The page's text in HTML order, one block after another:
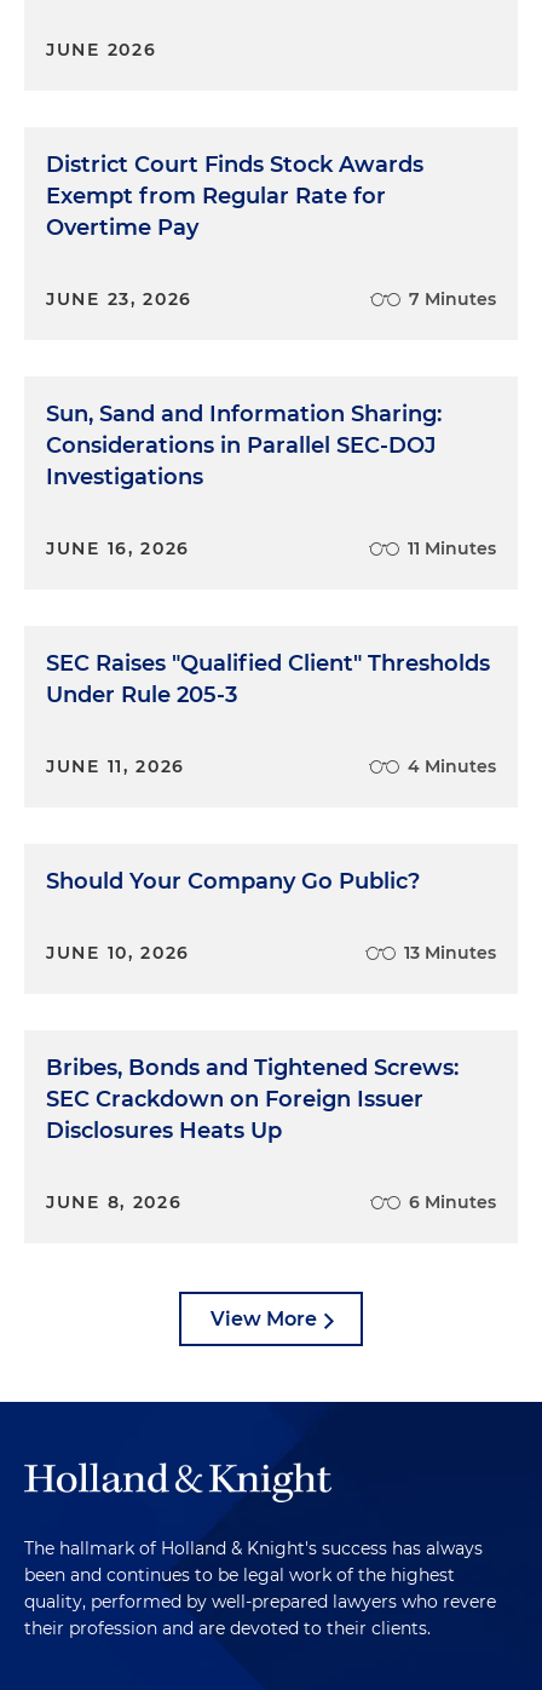
JUNE 2026
District Court Finds Stock Awards
Exempt from Regular Rate for
Overtime Pay
JUNE 23, 2026 7 Minutes
Sun, Sand and Information Sharing:
Considerations in Parallel SEC-DOJ
Investigations
JUNE 16, 2026 11 Minutes
SEC Raises "Qualified Client" Thresholds
Under Rule 205-3
JUNE 11, 2026 4 Minutes
Should Your Company Go Public?
JUNE 10, 2026 13 Minutes
Bribes, Bonds and Tightened Screws:
SEC Crackdown on Foreign Issuer
Disclosures Heats Up
JUNE 8, 2026 6 Minutes
View More
The hallmark of Holland & Knight's success has always
been and continues to be legal work of the highest
quality, performed by well-prepared lawyers who revere
their profession and are devoted to their clients.